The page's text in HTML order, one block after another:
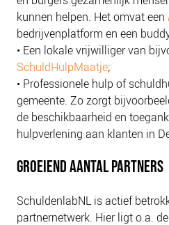
kunnen helpen. Het omvat een
bedrijvenplatform en een
• Een lokale vrijwilliger van
SchuldHulpMaatje;
• Professionele hulp of
gemeente. Zo zorgt
de beschikbaarheid en
hulpverlening aan klanten in
GROEIEND AANTAL PARTNERS
SchuldenlabNL is actief
partnernetwerk. Hier ligt o.a.